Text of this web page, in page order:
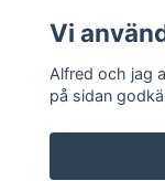
Vi
Alfred och jag
på sidan